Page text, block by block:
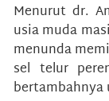
Menurut dr.
usia muda
menunda
sel telur
bertambahnya